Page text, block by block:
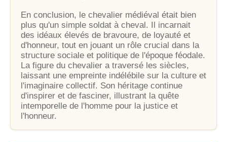
En conclusion, le chevalier médiéval était bien
plus qu'un simple soldat à cheval. Il incarnait
des idéaux élevés de bravoure, de loyauté et
d'honneur, tout en jouant un rôle crucial dans la
structure sociale et politique de l'époque féodale.
La figure du chevalier a traversé les siècles,
laissant une empreinte indélébile sur la culture et
l'imaginaire collectif. Son héritage continue
d'inspirer et de fasciner, illustrant la quête
intemporelle de l'homme pour la justice et
l'honneur.